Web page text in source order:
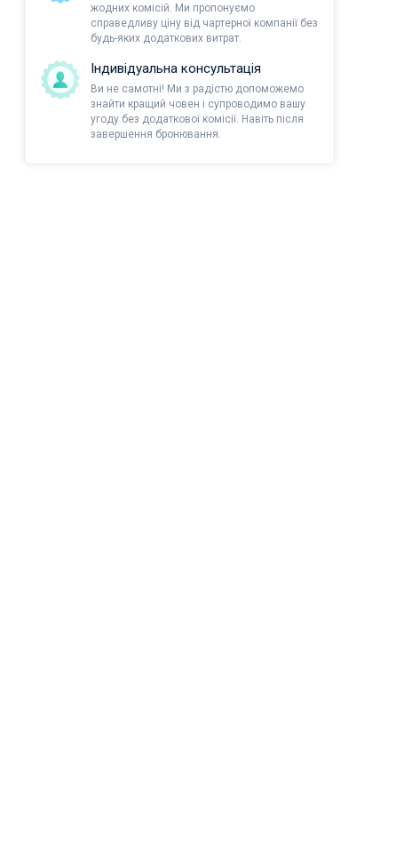
жодних комісій. Ми пропонуємо
справедливу ціну від чартерної компанії без
будь-яких додаткових витрат.
Індивідуальна консультація
Ви не самотні! Ми з радістю допоможемо
знайти кращий човен і супроводимо вашу
угоду без додаткової комісії. Навіть після
завершення бронювання.